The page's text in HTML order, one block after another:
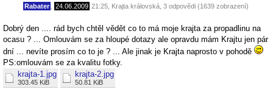
Rabater 24.06.2009 21:25 Krajta královská , 3 odpovědi (1639 zobrazení)
Dobrý den .... rád bych chtěl vědět co to má moje krajta za propadlinu na
ocasu ? ... Omlouvám se za hloupé dotazy ale opravdu mám Krajtu jen pár
dní ... nevíte prosím co to je ? ... Ale jinak je Krajta naprosto v pohodě
PS:omlouvám se za kvalitu fotky.
krajta-1.jpg
303.45 KiB
krajta-2.jpg
50.81 KiB